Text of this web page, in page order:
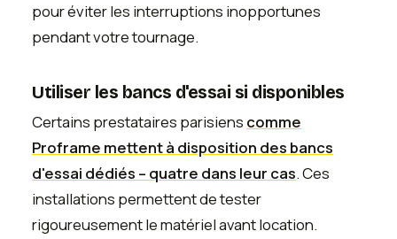
pour éviter les interruptions inopportunes
pendant votre tournage.
Utiliser les bancs d'essai si disponibles
Certains prestataires parisiens comme
Proframe mettent à disposition des bancs
d'essai dédiés – quatre dans leur cas. Ces
installations permettent de tester
rigoureusement le matériel avant location.